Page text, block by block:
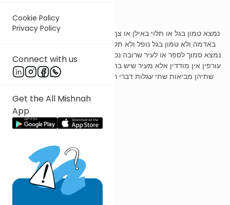
Cookie Policy
Privacy Policy
Connect with us
Get the All Mishnah
App
נמצא טמון בגל או תלוי באילן או צף על פני המים לא היו עורפין שנאמר
באדמה ולא טמון בגל נופל ולא תלוי באילן בשדה ולא צף על פני המים
נמצא סמוך לספר או לעיר שרובה נכרים או לעיר שאין בה בית דין לא היו
עורפין אין מודדין אלא מעיר שיש בה בית דין נמצא מכוון בין שתי עיירות
שתיהן מביאות שתי עגלות דברי רבי אליעזר ואין ירושלם מביאה עגלה
ר' עובדיה מברטנורא
נמצא סמוך לספר
אצל גבול הגוים